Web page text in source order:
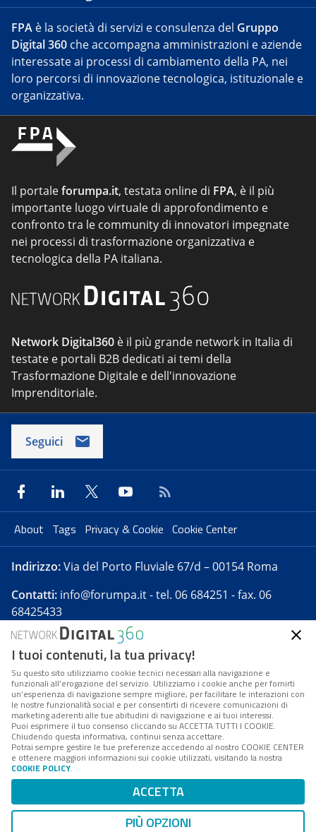
FPA è la società di servizi e consulenza del Gruppo
Digital 360 che accompagna amministrazioni e aziende
interessate ai processi di cambiamento della PA, nei
loro percorsi di innovazione tecnologica, istituzionale e
organizzativa.
Il portaleforumpa.it, testata online di FPA, è il più
importante luogo virtuale di approfondimento e
confronto tra le community di innovatori impegnate
nei processi di trasformazione organizzativa e
tecnologica della PA italiana.
Network Digital360 è il più grande network in Italia di
testate e portali B2B dedicati ai temi della
Trasformazione Digitale e dell'innovazione
Imprenditoriale.
Seguici
About Tags Privacy & Cookie Cookie Center
Indirizzo:Via del Porto Fluviale 67/d – 00154 Roma
Contatti: info@forumpa.it- tel. 06 684251 - fax. 06
68425433
Forumpa.itè una pubblicazione telematica iscritta
presso Registro della stampa del Tribunale di Roma -
Reg. n. 182 del 2 maggio 2008 - Direttore resp. Michela
Stentella
FPA s.r.l. è società soggetta a Direzione e
Coordinamento da parte di Digital360 S.p.A. - FPA s.r.l.
è un'azienda certificata per il sistema di management
Codice Fiscale/Partita IVA n. 10693191008 - R.E.A. Roma
n. 1249791. ISP AWS
Mappa del sito
I tuoi contenuti, la tua privacy!
Su questo sito utilizziamo cookie tecnici necessari alla navigazione e
funzionali all’erogazione del servizio. Utilizziamo i cookie anche per fornirti
un’esperienza di navigazione sempre migliore, per facilitare le interazioni con
le nostre funzionalità social e per consentirti di ricevere comunicazioni di
marketing aderenti alle tue abitudini di navigazione e ai tuoi interessi.
Puoi esprimere il tuo consenso cliccando su ACCETTA TUTTI I COOKIE.
Chiudendo questa informativa, continui senza accettare.
Potrai sempre gestire le tue preferenze accedendo al nostro COOKIE CENTER
e ottenere maggiori informazioni sui cookie utilizzati, visitando la nostra
COOKIE POLICY.
ACCETTA
PIÙ OPZIONI